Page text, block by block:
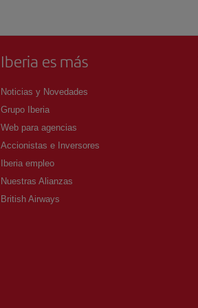
Iberia es más
Noticias y Novedades
Grupo Iberia
Web para agencias
Accionistas e Inversores
Iberia empleo
Nuestras Alianzas
British Airways